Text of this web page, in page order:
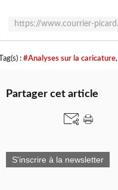
Tag(s) : #Analyses sur la caricature,
Partager cet article
S'inscrire à la newsletter